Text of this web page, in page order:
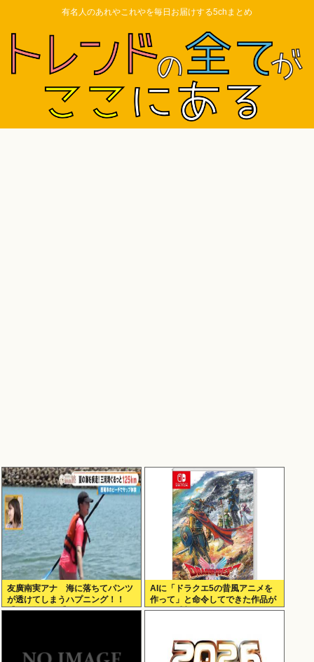
有名人のあれやこれやを毎日お届けする5chまとめ
友廣南実アナ 海に落ちてパンツ
が透けてしまうハプニング！！
【GIF動画あり】
AIに「ドラクエ5の昔風アニメを
作って」と命令してできた作品が
これ、感想よろ